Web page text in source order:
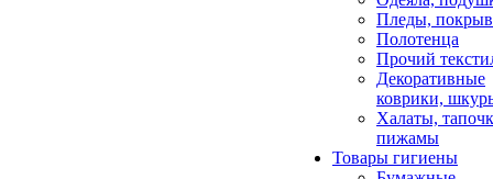
Пледы,
Полотенца
Прочий
Декоративные
коврики,
Халаты,
пижамы
Товары гигиены